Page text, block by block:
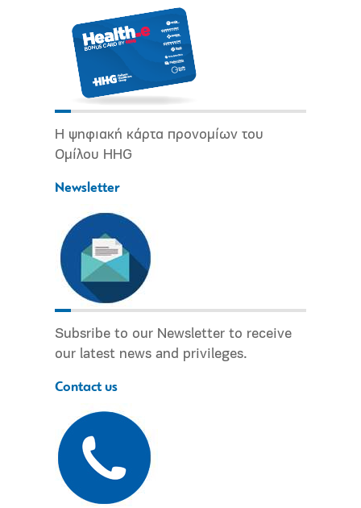
Η ψηφιακή κάρτα προνομίων του
Ομίλου HHG
Newsletter
Subsribe to our Newsletter to receive
our latest news and privileges.
Contact us